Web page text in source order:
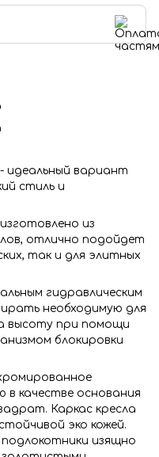
идеальный вариант
стиль и
из
отлично подойдет
так и для элитных
гидравлическим
необходимую для
высоту при помощи
блокировки
в качестве основания
Каркас кресла
эко кожей.
изящно